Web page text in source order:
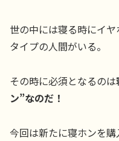
世の中には寝る時にイ
タイプの人間がいる。
その時に必須となるのは
ン”なのだ！
今回は新たに寝ホンを